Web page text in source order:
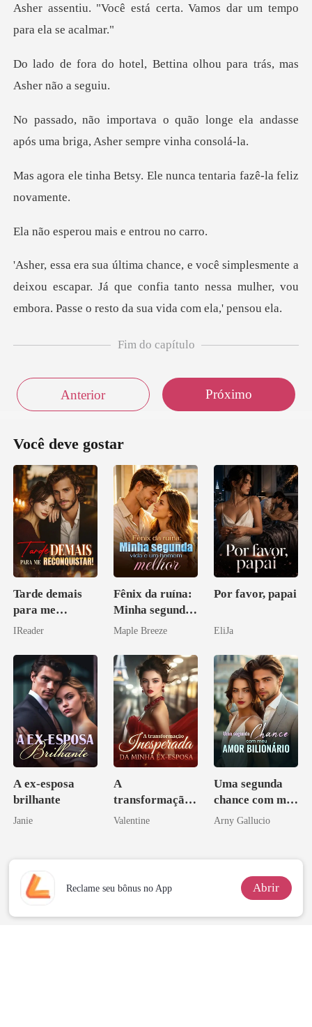
tá certa. Vamos dar um t
Bettina olhou para trás,
longe ela andasse
após uma brig
sy. Ele nunca tentaria
ou mais e ent
a
deixou escapar. Já que confia tanto nessa mulher, vou
Fim do capítulo
Anterior Próximo
Você deve gostar
Tarde demais
para me
reconquistar!
IReader
Fênix da ruína:
Minha segunda
vida e um
Maple Breeze
Por favor, papai
EliJa
A ex-esposa
brilhante
Janie
A
transformação
inesperada da
Valentine
Uma segunda
chance com meu
amor bilionário
Arny Gallucio
Reclame seu bônus no App Abrir